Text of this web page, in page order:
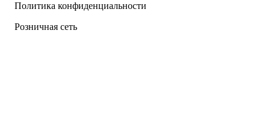
Политика конфиденциальности
Розничная сеть